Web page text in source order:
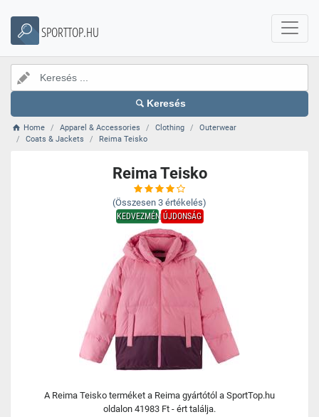
SPORTTOP.HU
Keresés
Home Apparel & Accessories Clothing
Outerwear
Coats & Jackets
Reima Teisko
Reima Teisko
(Összesen 3 értékelés)
KEDVEZMÉNYÚJDONSÁG
A Reima Teisko terméket a Reima gyártótól a SportTop.hu
oldalon 41983 Ft - ért találja.